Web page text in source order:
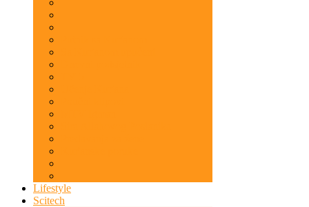
Lifestyle
Scitech